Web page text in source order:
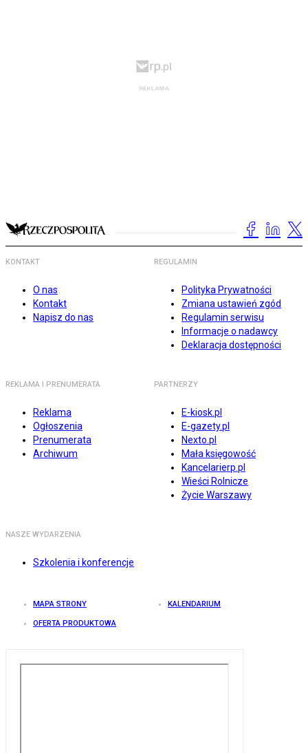
KONTAKT
O nas
Kontakt
Napisz do nas
REGULAMIN
Polityka Prywatności
Zmiana ustawień zgód
Regulamin serwisu
Informacje o nadawcy
Deklaracja dostępności
REKLAMA I PRENUMERATA
Reklama
Ogłoszenia
Prenumerata
Archiwum
PARTNERZY
E-kiosk.pl
E-gazety.pl
Nexto.pl
Mała księgowość
Kancelarierp.pl
Wieści Rolnicze
Życie Warszawy
NASZE WYDARZENIA
Szkolenia i konferencje
MAPA STRONY KALENDARIUM
OFERTA PRODUKTOWA